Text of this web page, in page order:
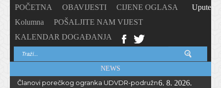
POČETNA OBAVIJESTI
CIJENE OGLASA
Kolumna
POŠALJITE NAM VIJEST
KALENDAR DOGAĐANJA
Upute
NEWS
Članovi porečkog ogranka UDVDR-podružnice Istarske
6. 8. 2026.